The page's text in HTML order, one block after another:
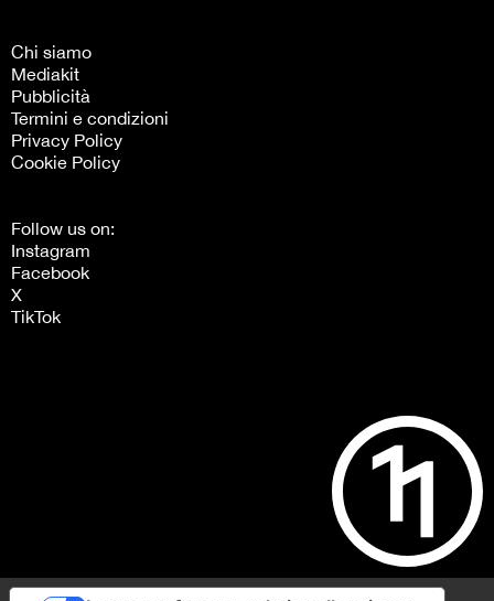
Chi siamo
Mediakit
Pubblicità
Termini e condizioni
Privacy Policy
Cookie Policy
Follow us on:
Instagram
Facebook
X
TikTok